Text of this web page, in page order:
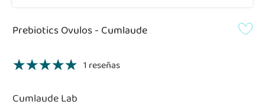
Prebiotics Ovulos - Cumlaude
1 reseñas
Cumlaude Lab